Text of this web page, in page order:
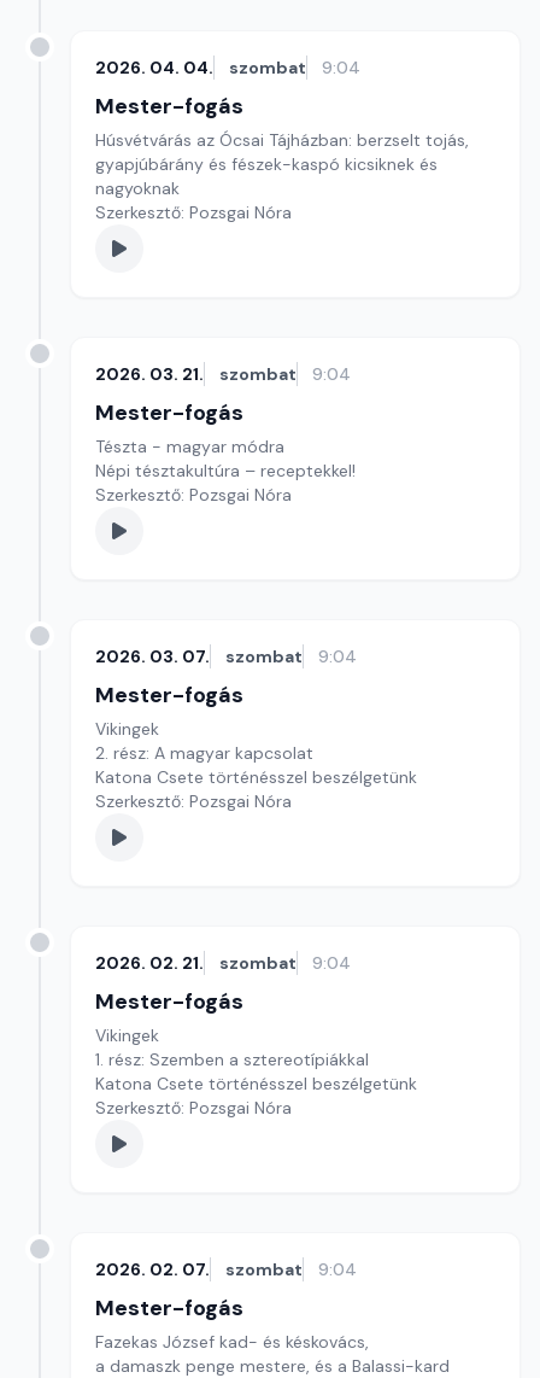
2026. 04. 04. szombat 9:04
Mester-fogás
Húsvétvárás az Ócsai Tájházban: berzselt tojás,
gyapjúbárány és fészek-kaspó kicsiknek és
nagyoknak
Szerkesztő: Pozsgai Nóra
2026. 03. 21. szombat 9:04
Mester-fogás
Tészta - magyar módra
Népi tésztakultúra – receptekkel!
Szerkesztő: Pozsgai Nóra
2026. 03. 07. szombat 9:04
Mester-fogás
Vikingek
2. rész: A magyar kapcsolat
Katona Csete történésszel beszélgetünk
Szerkesztő: Pozsgai Nóra
2026. 02. 21. szombat 9:04
Mester-fogás
Vikingek
1. rész: Szemben a sztereotípiákkal
Katona Csete történésszel beszélgetünk
Szerkesztő: Pozsgai Nóra
2026. 02. 07. szombat 9:04
Mester-fogás
Fazekas József kad- és késkovács,
a damaszk penge mestere, és a Balassi-kard